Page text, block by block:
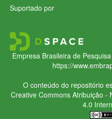
Suportado por
Empresa Brasileira de
https://
O conteúdo do repositório
Creative CommonsAtribuição -
4.0